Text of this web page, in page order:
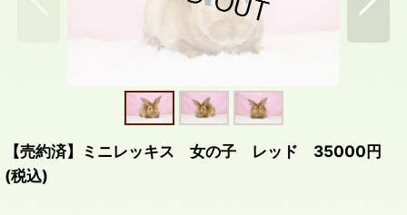
【売約済】ミニレッキス 女の子 レッド 35000円
(税込)